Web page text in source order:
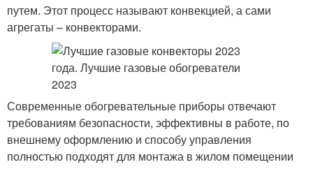
путем. Этот процесс называют конвекцией, а сами
агрегаты – конвекторами.
Современные обогревательные приборы отвечают
требованиям безопасности, эффективны в работе, по
внешнему оформлению и способу управления
полностью подходят для монтажа в жилом помещении